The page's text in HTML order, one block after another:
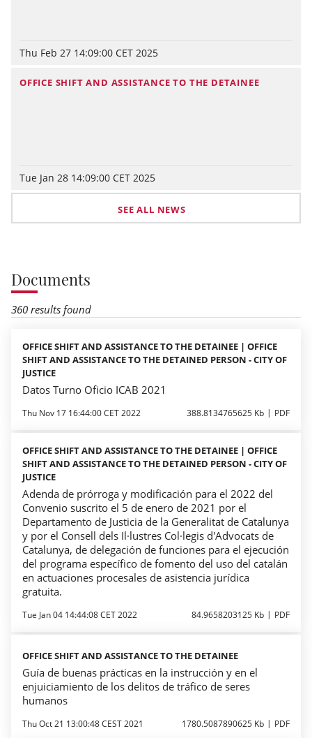
Thu Feb 27 14:09:00 CET 2025
OFFICE SHIFT AND ASSISTANCE TO THE DETAINEE
Tue Jan 28 14:09:00 CET 2025
SEE ALL NEWS
Documents
360 results found
OFFICE SHIFT AND ASSISTANCE TO THE DETAINEE | OFFICE
SHIFT AND ASSISTANCE TO THE DETAINED PERSON - CITY OF
JUSTICE
Datos Turno Oficio ICAB 2021
Thu Nov 17 16:44:00 CET 2022 388.8134765625 Kb PDF
OFFICE SHIFT AND ASSISTANCE TO THE DETAINEE | OFFICE
SHIFT AND ASSISTANCE TO THE DETAINED PERSON - CITY OF
JUSTICE
Adenda de prórroga y modificación para el 2022 del
Convenio suscrito el 5 de enero de 2021 por el
Departamento de Justicia de la Generalitat de Catalunya
y por el Consell dels Il·lustres Col·legis d'Advocats de
Catalunya, de delegación de funciones para el ejecución
del programa específico de fomento del uso del catalán
en actuaciones procesales de asistencia jurídica
gratuita.
Tue Jan 04 14:44:08 CET 2022 84.9658203125 Kb PDF
OFFICE SHIFT AND ASSISTANCE TO THE DETAINEE
Guía de buenas prácticas en la instrucción y en el
enjuiciamiento de los delitos de tráfico de seres
humanos
Thu Oct 21 13:00:48 CEST 2021 1780.5087890625 Kb PDF